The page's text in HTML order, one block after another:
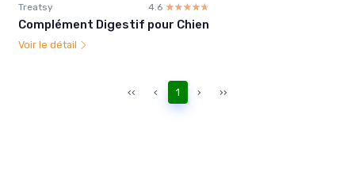
Treatsy 4.6 ☆☆☆☆☆
★★★★★
Complément Digestif pour Chien
Voir le détail
‹‹ ‹ 1 › ››